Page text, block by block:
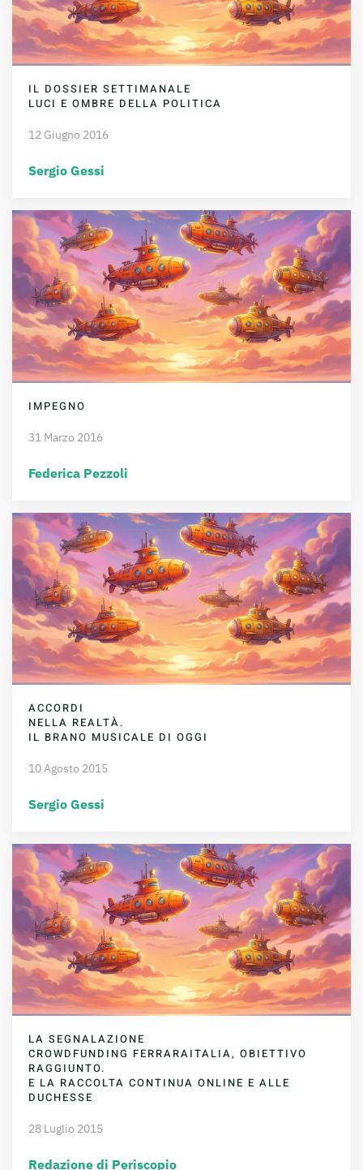
IL DOSSIER SETTIMANALE
LUCI E OMBRE DELLA POLITICA
12 Giugno 2016
Sergio Gessi
IMPEGNO
31 Marzo 2016
Federica Pezzoli
ACCORDI
NELLA REALTÀ.
IL BRANO MUSICALE DI OGGI
10 Agosto 2015
Sergio Gessi
LA SEGNALAZIONE
CROWDFUNDING FERRARAITALIA, OBIETTIVO
RAGGIUNTO.
E LA RACCOLTA CONTINUA ONLINE E ALLE
DUCHESSE
28 Luglio 2015
Redazione di Periscopio